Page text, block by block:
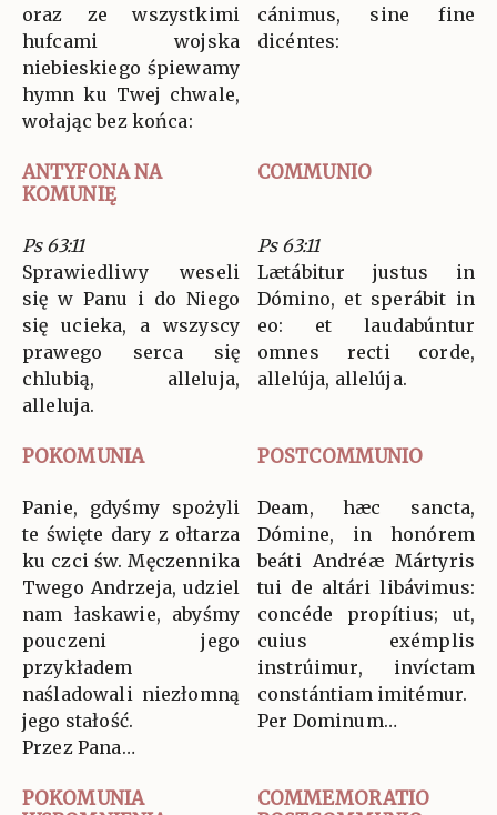
oraz ze wszystkimi
hufcami wojska
niebieskiego śpiewamy
hymn ku Twej chwale,
wołając bez końca:
cánimus, sine fine
dicéntes:
ANTYFONA NA
KOMUNIĘ
COMMUNIO
Ps 63:11
Sprawiedliwy weseli
się w Panu i do Niego
się ucieka, a wszyscy
prawego serca się
chlubią, alleluja,
alleluja.
Ps 63:11
Lætábitur justus in
Dómino, et sperábit in
eo: et laudabúntur
omnes recti corde,
allelúja, allelúja.
POKOMUNIA POSTCOMMUNIO
Panie, gdyśmy spożyli
te święte dary z ołtarza
ku czci św. Męczennika
Twego Andrzeja, udziel
nam łaskawie, abyśmy
pouczeni jego
przykładem
naśladowali niezłomną
jego stałość.
Przez Pana…
Deam, hæc sancta,
Dómine, in honórem
beáti Andréæ Mártyris
tui de altári libávimus:
concéde propítius; ut,
cuius exémplis
instrúimur, invíctam
constántiam imitémur.
Per Dominum…
POKOMUNIA
COMMEMORATIO